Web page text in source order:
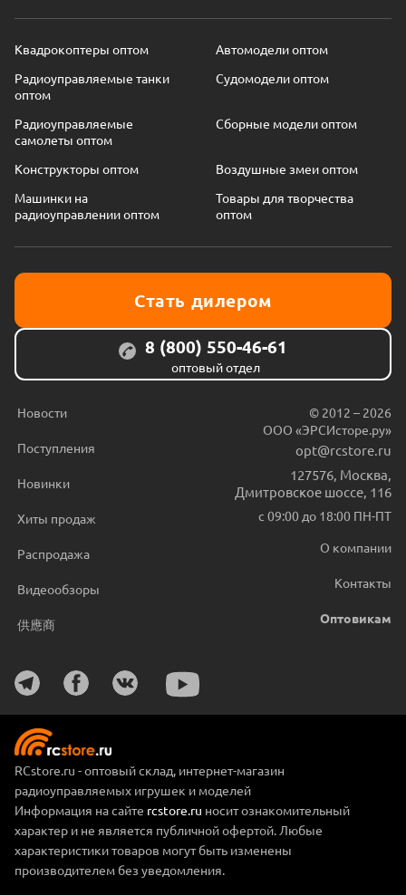
Квадрокоптеры оптом
Автомодели оптом
Радиоуправляемые танки
оптом
Судомодели оптом
Радиоуправляемые
самолеты оптом
Сборные модели оптом
Конструкторы оптом
Воздушные змеи оптом
Машинки на
радиоуправлении оптом
Товары для творчества
оптом
Стать дилером
8 (800) 550-46-61
оптовый отдел
Новости
Поступления
Новинки
Хиты продаж
Распродажа
Видеообзоры
供應商
© 2012 – 2026
ООО «ЭРСИсторе.ру»
opt@rcstore.ru
127576 Москва
Дмитровское шоссе, 116
с 09:00 до 18:00 ПН-ПТ
О компании
Контакты
Оптовикам
RCstore.ru - оптовый склад, интернет-магазин
радиоуправляемых игрушек и моделей
Информация на сайте rcstore.ru носит ознакомительный
характер и не является публичной офертой. Любые
характеристики товаров могут быть изменены
производителем без уведомления.